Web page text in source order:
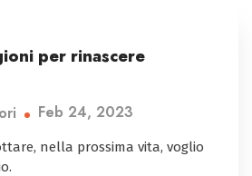
per rinascere
Feb 24, 2023
nella prossima vita, voglio